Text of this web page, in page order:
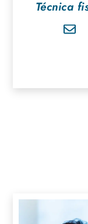
Técnica